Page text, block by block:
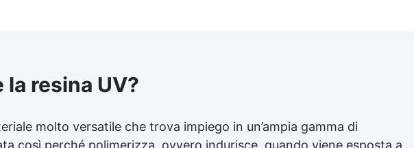
resina UV?
molto versatile che trova impiego in un’ampia gamma di
così perché polimerizza, ovvero indurisce, quando viene esposta a